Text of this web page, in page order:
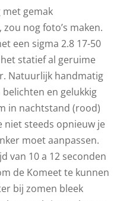
met gemak
nog foto’s maken.
een sigma 2.8 17-50
statief al geruime
Natuurlijk handmatig
en gelukkig
in nachtstand (rood)
niet steeds opnieuw je
moet aanpassen.
van 10 a 12 seconden
de Komeet te kunnen
bij zomen bleek